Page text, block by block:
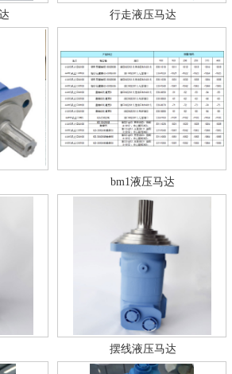
行走液压马达
bm1液压马达
摆线液压马达